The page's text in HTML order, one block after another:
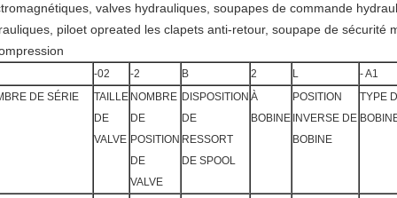
valves hydrauliques, soupapes de commande
piloet opreated les clapets anti-retour, soupape de sécurité
-02 -2 B 2 L
- A1
DE SÉRIE
TAILLE
DE
VALVE
NOMBRE
DE
POSITION
DE
VALVE
DISPOSITION
DE
RESSORT
DE SPOOL
À
BOBINE
POSITION
INVERSE DE
BOBINE
TYPE